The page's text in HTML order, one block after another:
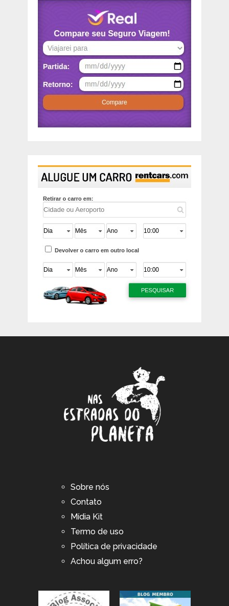
Sobre nós
Contato
Mídia Kit
Termo de uso
Política de privacidade
Achou algum erro?